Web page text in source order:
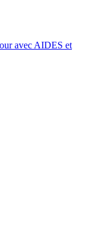
avec AIDES et